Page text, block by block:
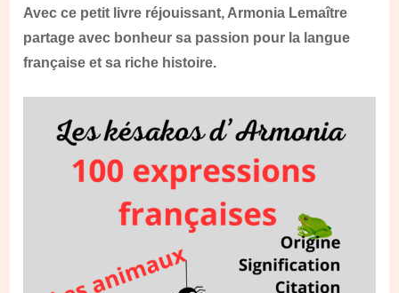
Avec ce petit livre réjouissant, Armonia Lemaître
partage avec bonheur sa passion pour la langue
française et sa riche histoire.